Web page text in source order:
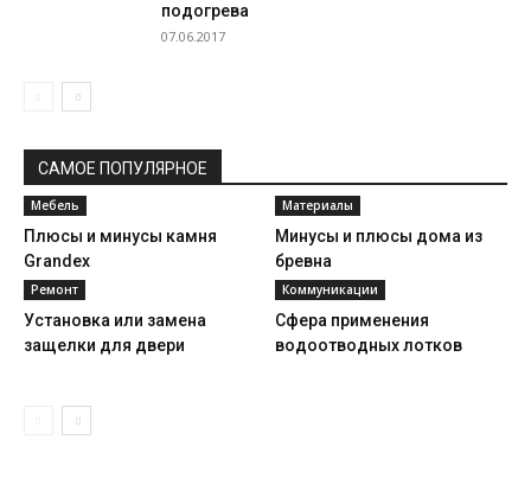
подогрева
07.06.2017
САМОЕ ПОПУЛЯРНОЕ
Мебель
Плюсы и минусы камня
Grandex
Материалы
Минусы и плюсы дома из
бревна
Ремонт
Установка или замена
защелки для двери
Коммуникации
Сфера применения
водоотводных лотков